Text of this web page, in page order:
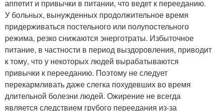
аппетит и привычки в питании, что ведет к перееданию.
У больных, вынужденных продолжительное время
придерживаться постельного или полупостельного
режима, резко снижаются энерготраты. Избыточное
питание, в частности в период выздоровления, приводит
к тому, что у некоторых людей вырабатываются
привычки к перееданию. Поэтому не следует
перекармливать даже слегка похудевших во время
длительной болезни людей. Ожирение не всегда
является следствием грубого переедания из-за